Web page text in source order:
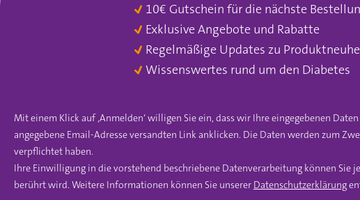
10€ Gutschein für die nächste
Exklusive Angebote und Rabatte
Regelmäßige Updates zu
Wissenswertes rund um den Diabetes
Mit einem Klick auf ‚Anmelden‘ willigen Sie ein, dass wir Ihre eingegebenen
angegebene Email-Adresse versandten Link anklicken. Die Daten werden zum
verpflichtet haben.
Ihre Einwilligung in die vorstehend beschriebene Datenverarbeitung können
berührt wird. Weitere Informationen können Sie unserer Datenschutzerklärung